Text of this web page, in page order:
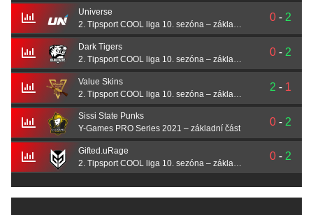
Universe
2. Tipsport COOL liga 10. sezóna – základní část
0 - 2
Dark Tigers
0 - 2
Value Skins
2 - 1
Sissi State Punks
Y-Games PRO Series 2021 – základní část
0 - 2
Gifted.uRage
2. Tipsport COOL liga 10. sezóna – základní část
0 - 2